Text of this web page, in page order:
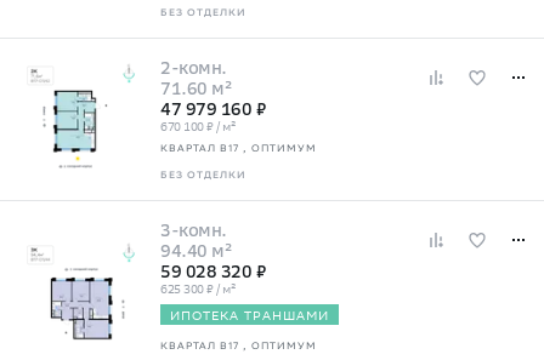
БЕЗ ОТДЕЛКИ
2-комн.
71.60 м²
47 979 160 ₽
670 100 ₽ / м²
КВАРТАЛ В17 , ОПТИМУМ
БЕЗ ОТДЕЛКИ
3-комн.
94.40 м²
59 028 320 ₽
625 300 ₽ / м²
ИПОТЕКА ТРАНШАМИ
КВАРТАЛ В17 , ОПТИМУМ